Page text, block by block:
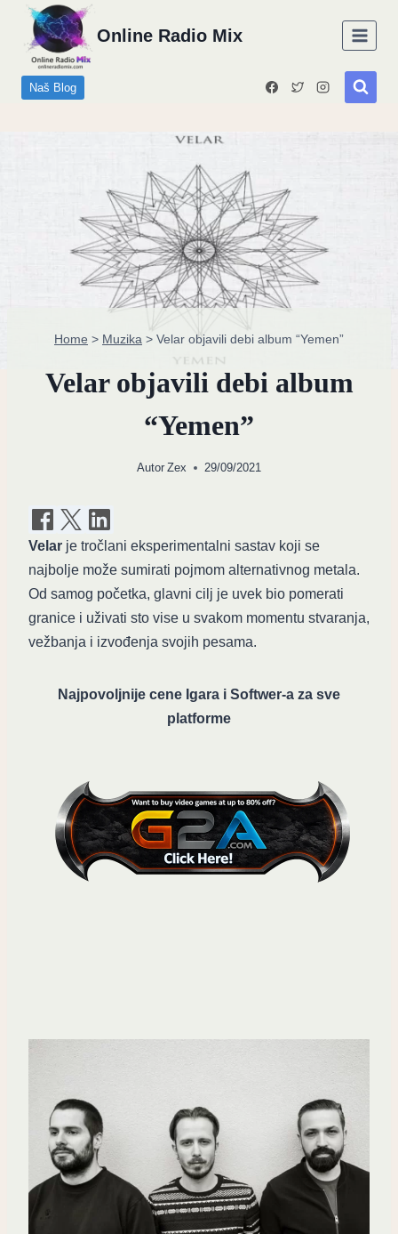
content
Online Radio Mix
Naš Blog
Home > Muzika > Velar objavili debi album “Yemen”
Velar objavili debi album
“Yemen”
Autor Zex 29/09/2021
Velar je tročlani eksperimentalni sastav koji se
najbolje može sumirati pojmom alternativnog metala.
Od samog početka, glavni cilj je uvek bio pomerati
granice i uživati sto vise u svakom momentu stvaranja,
vežbanja i izvođenja svojih pesama.
Najpovoljnije cene Igara i Softwer-a za sve
platforme